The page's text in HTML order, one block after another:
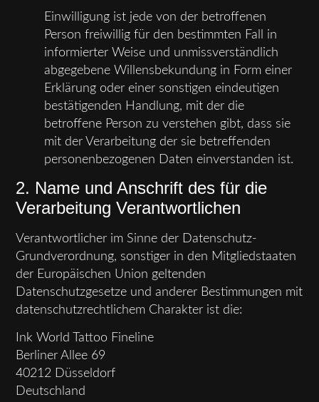
Einwilligung ist jede von der betroffenen
Person freiwillig für den bestimmten Fall in
informierter Weise und unmissverständlich
abgegebene Willensbekundung in Form einer
Erklärung oder einer sonstigen eindeutigen
bestätigenden Handlung, mit der die
betroffene Person zu verstehen gibt, dass sie
mit der Verarbeitung der sie betreffenden
personenbezogenen Daten einverstanden ist.
2. Name und Anschrift des für die
Verarbeitung Verantwortlichen
Verantwortlicher im Sinne der Datenschutz-
Grundverordnung, sonstiger in den Mitgliedstaaten
der Europäischen Union geltenden
Datenschutzgesetze und anderer Bestimmungen mit
datenschutzrechtlichem Charakter ist die:
Ink World Tattoo Fineline
Berliner Allee 69
40212 Düsseldorf
Deutschland